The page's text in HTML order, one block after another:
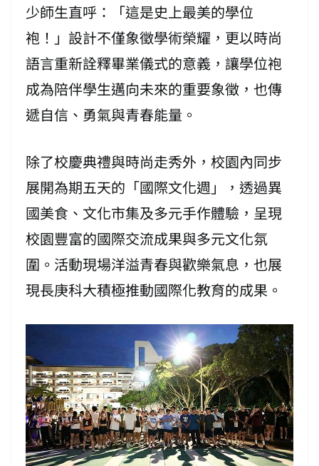
少師生直呼：「這是史上最美的學位
袍！」設計不僅象徵學術榮耀，更以時尚
語言重新詮釋畢業儀式的意義，讓學位袍
成為陪伴學生邁向未來的重要象徵，也傳
遞自信、勇氣與青春能量。
除了校慶典禮與時尚走秀外，校園內同步
展開為期五天的「國際文化週」，透過異
國美食、文化市集及多元手作體驗，呈現
校園豐富的國際交流成果與多元文化氛
圍。活動現場洋溢青春與歡樂氣息，也展
現長庚科大積極推動國際化教育的成果。